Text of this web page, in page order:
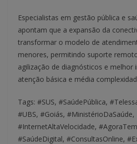
Especialistas em gestão pública e
apontam que a expansão da
transformar o modelo de
menores, permitindo suporte
agilização de diagnósticos e melhor
atenção básica e média
Tags: #SUS, #SaúdePública,
#UBS, #Goiás, #MinistérioDaSaúde,
#InternetAltaVelocidade,
#SaúdeDigital, #ConsultasOnline,